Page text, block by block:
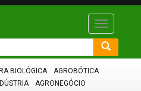
Toggle
BIOLÓGICA
AGROBÓTICA
AGRONEGÓCIO